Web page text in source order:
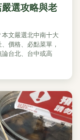
選攻略與老
文嚴選北中南十大
價格、必點菜單，
台北、台中或高